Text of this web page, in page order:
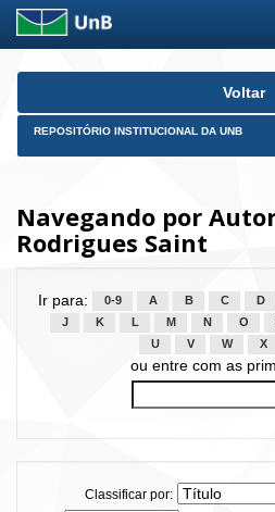
Skip
Voltar
REPOSITÓRIO INSTITUCIONAL DA UNB
Navegando por
Rodrigues Saint
Ir para: 0-9 A B C D
J
K L M N O
U
V W X
ou entre com as
Classificar por: